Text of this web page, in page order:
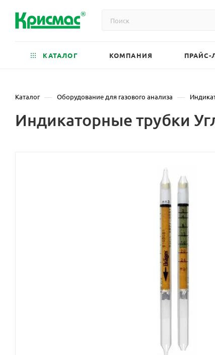
КАТАЛОГ КОМПАНИЯ ПРАЙС-
Каталог — Оборудование для газового анализа —
Индикаторные трубки